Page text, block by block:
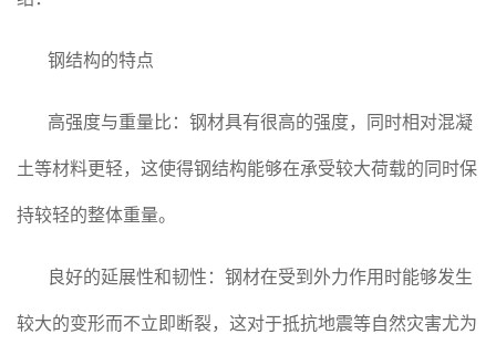
钢结构的特点
高强度与重量比：钢材具有很高的强度，同时相对混凝
土等材料更轻，这使得钢结构能够在承受较大荷载的同时保
持较轻的整体重量。
良好的延展性和韧性：钢材在受到外力作用时能够发生
较大的变形而不立即断裂，这对于抵抗地震等自然灾害尤为